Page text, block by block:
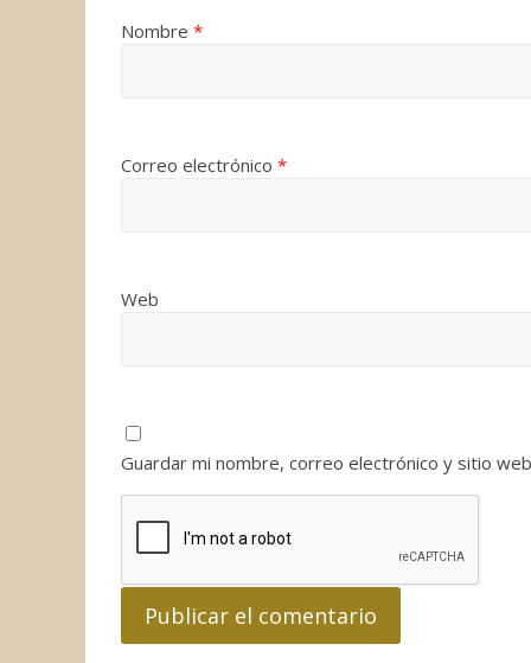
Nombre *
Correo electrónico *
Web
Guardar mi nombre, correo electrónico y sitio